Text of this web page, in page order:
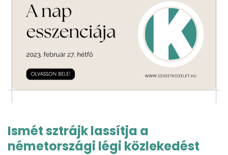
Ismét sztrájk lassítja a
németországi légi közlekedést